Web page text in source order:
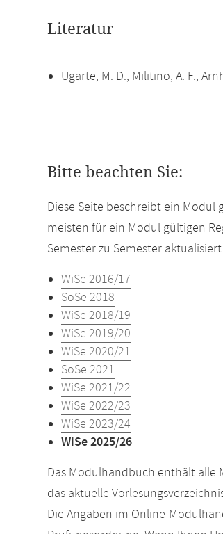
Literatur
Ugarte, M. D., Militino, A. F.,
Bitte beachten Sie:
Diese Seite beschreibt ein
meisten für ein Modul gültigen
Semester zu Semester
WiSe 2016/17
SoSe 2018
WiSe 2018/19
WiSe 2019/20
WiSe 2020/21
SoSe 2021
WiSe 2021/22
WiSe 2022/23
WiSe 2023/24
WiSe 2025/26
Das Modulhandbuch enthält alle
das aktuelle
Die Angaben im Online-